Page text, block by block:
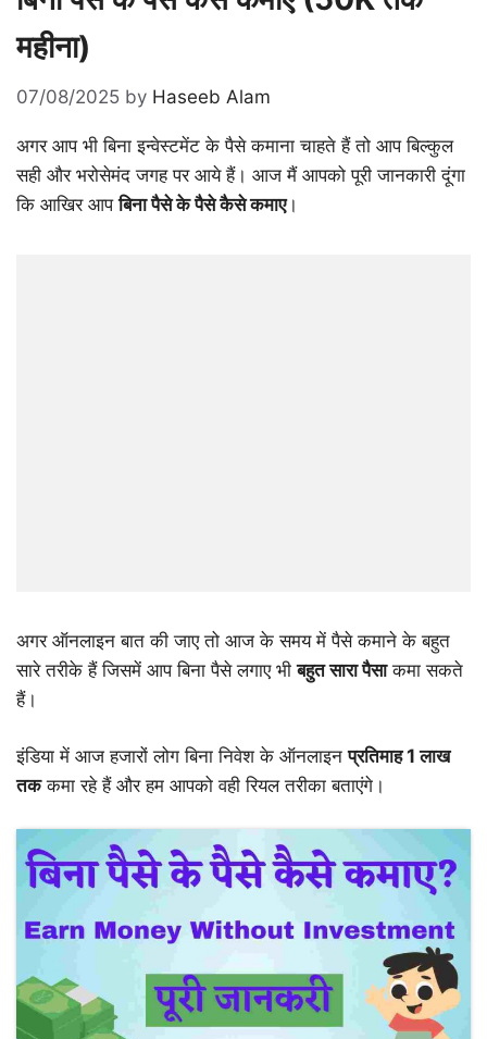
महीना)
07/08/2025 by Haseeb Alam
अगर आप भी बिना इन्वेस्टमेंट के पैसे कमाना चाहते हैं तो आप बिल्कुल
सही और भरोसेमंद जगह पर आये हैं। आज मैं आपको पूरी जानकारी दूंगा
कि आखिर आपबिना पैसे के पैसे कैसे कमाए।
अगर ऑनलाइन बात की जाए तो आज के समय में पैसे कमाने के बहुत
सारे तरीके हैं जिसमें आप बिना पैसे लगाए भीबहुत सारा पैसाकमा सकते
हैं।
इंडिया में आज हजारों लोग बिना निवेश के ऑनलाइनप्रतिमाह 1 लाख
तककमा रहे हैं और हम आपको वही रियल तरीका बताएंगे।